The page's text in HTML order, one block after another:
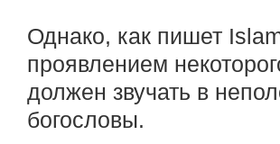
Однако, как пишет
проявлением
должен звучать в
богословы.